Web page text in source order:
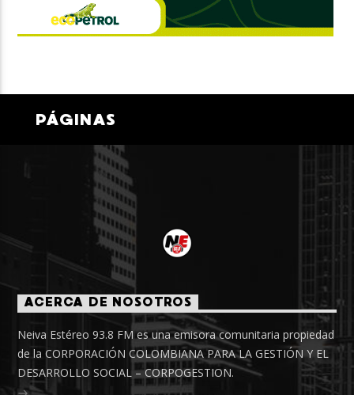
PÁGINAS
ACERCA DE NOSOTROS
Neiva Estéreo 93.8 FM es una emisora comunitaria propiedad
de la CORPORACIÓN COLOMBIANA PARA LA GESTIÓN Y EL
DESARROLLO SOCIAL – CORPOGESTION.